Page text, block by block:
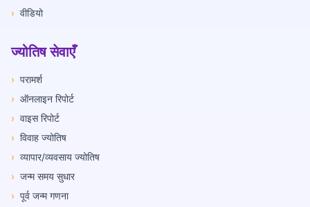
› वीडियो
ज्योतिष सेवाएँ
› परामर्श
› ऑनलाइन रिपोर्ट
› वाइस रिपोर्ट
› विवाह ज्योतिष
› व्यापार/व्यवसाय ज्योतिष
› जन्म समय सुधार
› पूर्व जन्म गणना